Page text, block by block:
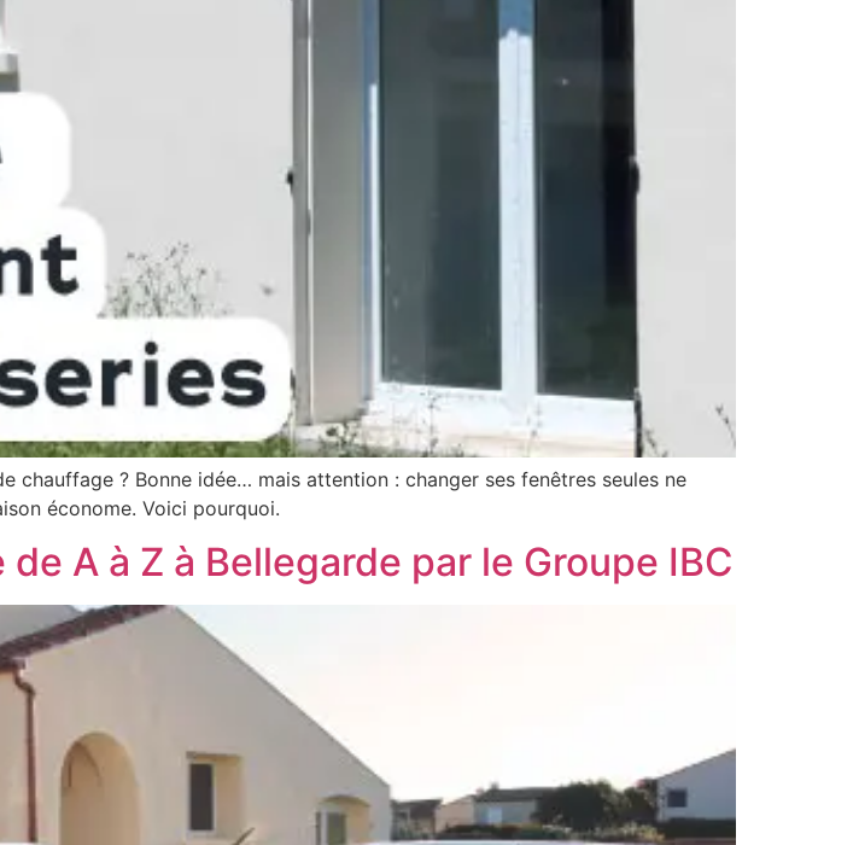
? Bonne idée… mais attention : changer ses fenêtres seules ne
économe. Voici pourquoi.
A à Z à Bellegarde par le Groupe IBC